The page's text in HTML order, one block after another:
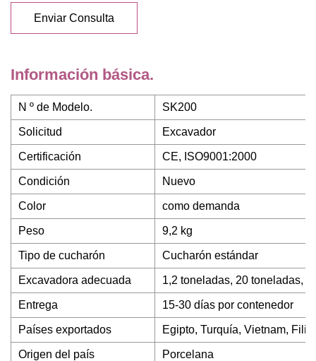
Enviar Consulta
Información básica.
N º de Modelo. SK200
Solicitud Excavador
Certificación CE, ISO9001:2000
Condición Nuevo
Color como demanda
Peso 9,2 kg
Tipo de cucharón Cucharón estándar
Excavadora adecuada 1,2 toneladas, 20 toneladas,
Entrega 15-30 días por contenedor
Países exportados Egipto, Turquía, Vietnam,
Origen del país Porcelana